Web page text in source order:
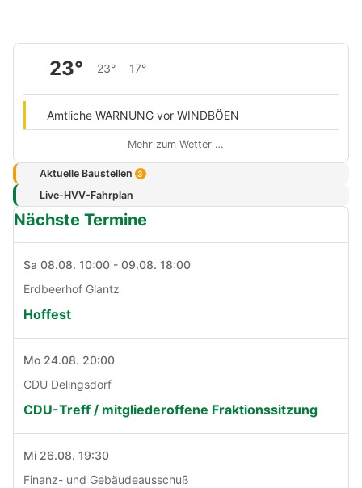
23° 23° 17°
Amtliche WARNUNG vor WINDBÖEN
Mehr zum Wetter …
Aktuelle Baustellen 3
Live-HVV-Fahrplan
Nächste Termine
Sa 08.08. 10:00 - 09.08. 18:00
Erdbeerhof Glantz
Hoffest
Mo 24.08. 20:00
CDU Delingsdorf
CDU-Treff / mitgliederoffene Fraktionssitzung
Mi 26.08. 19:30
Finanz- und Gebäudeausschuß